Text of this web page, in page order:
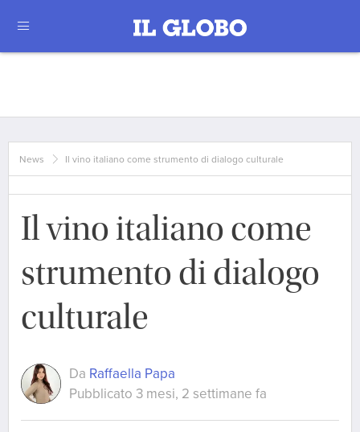
News Il vino italiano come strumento di dialogo culturale
Il vino italiano come
strumento di dialogo
culturale
Da Raffaella Papa
Pubblicato 3 mesi, 2 settimane fa